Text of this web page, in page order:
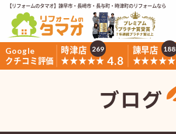
【リフォームのタマオ】諫早市・長崎市・長与町・時津町のリフォームなら
Google
クチコミ評価
時津店
★★★★★ 4.8
269
諫早店
★★★★★
188
ブログ